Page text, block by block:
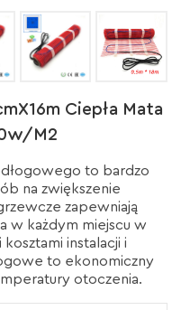
Ciepła Mata
m2
to bardzo
na zwiększenie
zapewniają
w każdym miejscu w
instalacji i
to ekonomiczny
otoczenia.